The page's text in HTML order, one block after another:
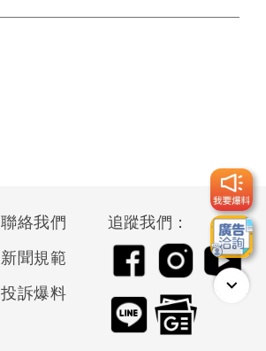
聯絡我們
新聞規範
投訴爆料
追蹤我們：